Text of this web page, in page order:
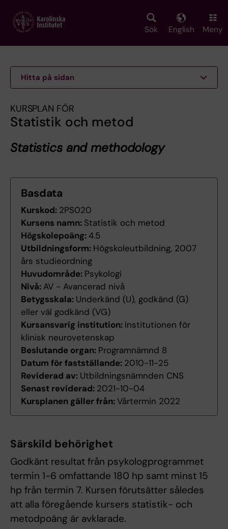
main
Sök English Meny
Hitta på sidan
KURSPLAN FÖR
Statistik och metod
Statistics and methodology
Basdata
Kurskod: 2PS020
Kursens namn: Statistik och metod
Högskolepoäng:4.5
Utbildningsform: Högskoleutbildning, 2007
års studieordning
Huvudområde: Psykologi
Nivå: AV - Avancerad nivå
Betygsskala: Underkänd (U), godkänd (G)
eller väl godkänd (VG)
Kursansvarig institution: Institutionen för
klinisk neurovetenskap
Beslutande organ: Programnämnd 8
Datum för fastställande: 2010-11-25
Reviderad av: Utbildningsnämnden CNS
Senast reviderad: 2021-10-04
Kursplanen gäller från:Vårtermin 2022
Särskild behörighet
Godkänt resultat från psykologprogrammet
termin 1-6 omfattande 180 hp samt minst 15
hp från termin 7. Kursen förutsätter således
att alla föregående kursers statistik- och
metodpoäng är avklarade.